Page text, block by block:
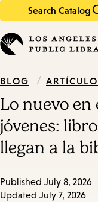
Search Catalog
in
keywords
BLOG /
Lo nuevo
jóvenes:
llegan a la
Published July 8, 2026
Updated July 7, 2026